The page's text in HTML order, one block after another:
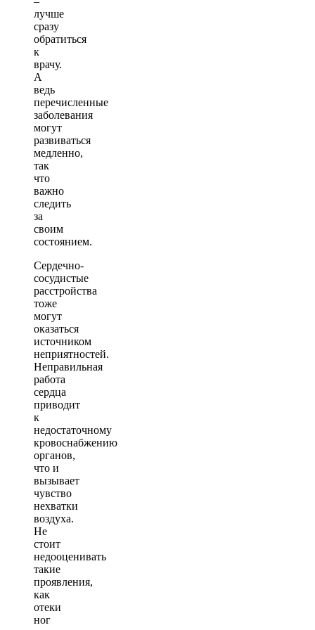
лучше
сразу
обратиться
к
врачу.
А
ведь
перечисленные
заболевания
могут
развиваться
медленно,
так
что
важно
следить
за
своим
состоянием.
Сердечно-
сосудистые
расстройства
тоже
могут
оказаться
источником
неприятностей.
Неправильная
работа
сердца
приводит
к
недостаточному
кровоснабжению
органов,
что и
вызывает
чувство
нехватки
воздуха.
Не
стоит
недооценивать
такие
проявления,
как
отеки
ног